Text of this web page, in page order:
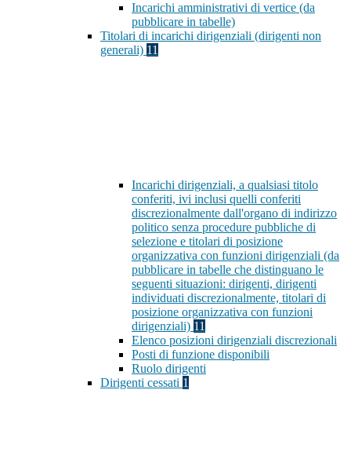
Incarichi amministrativi di vertice (da
pubblicare in tabelle)
Titolari di incarichi dirigenziali (dirigenti non
generali) 11
Incarichi dirigenziali, a qualsiasi titolo
conferiti, ivi inclusi quelli conferiti
discrezionalmente dall'organo di indirizzo
politico senza procedure pubbliche di
selezione e titolari di posizione
organizzativa con funzioni dirigenziali (da
pubblicare in tabelle che distinguano le
seguenti situazioni: dirigenti, dirigenti
individuati discrezionalmente, titolari di
posizione organizzativa con funzioni
dirigenziali) 11
Elenco posizioni dirigenziali discrezionali
Posti di funzione disponibili
Ruolo dirigenti
Dirigenti cessati 1